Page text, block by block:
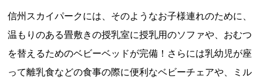
信州スカイパークには、そのようなお子様連れのために、
温もりのある畳敷きの授乳室に授乳用のソファや、おむつ
を替えるためのベビーベッドが完備！さらには乳幼児が座
って離乳食などの食事の際に便利なベビーチェアや、ミル